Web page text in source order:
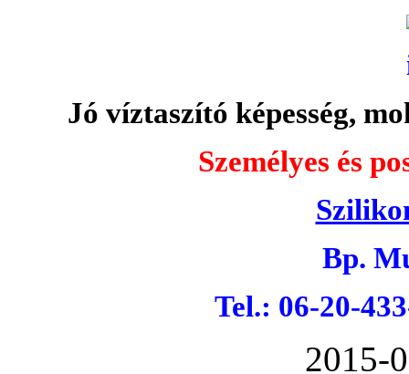
Jó víztaszító képesség,
Személyes és
Bp.
Tel.: 06-20-
2015-